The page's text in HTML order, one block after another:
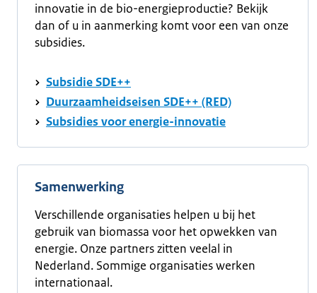
innovatie in de bio-energieproductie? Bekijk
dan of u in aanmerking komt voor een van onze
subsidies.
Subsidie SDE++
Duurzaamheidseisen SDE++ (RED)
Subsidies voor energie-innovatie
Samenwerking
Verschillende organisaties helpen u bij het
gebruik van biomassa voor het opwekken van
energie. Onze partners zitten veelal in
Nederland. Sommige organisaties werken
internationaal.